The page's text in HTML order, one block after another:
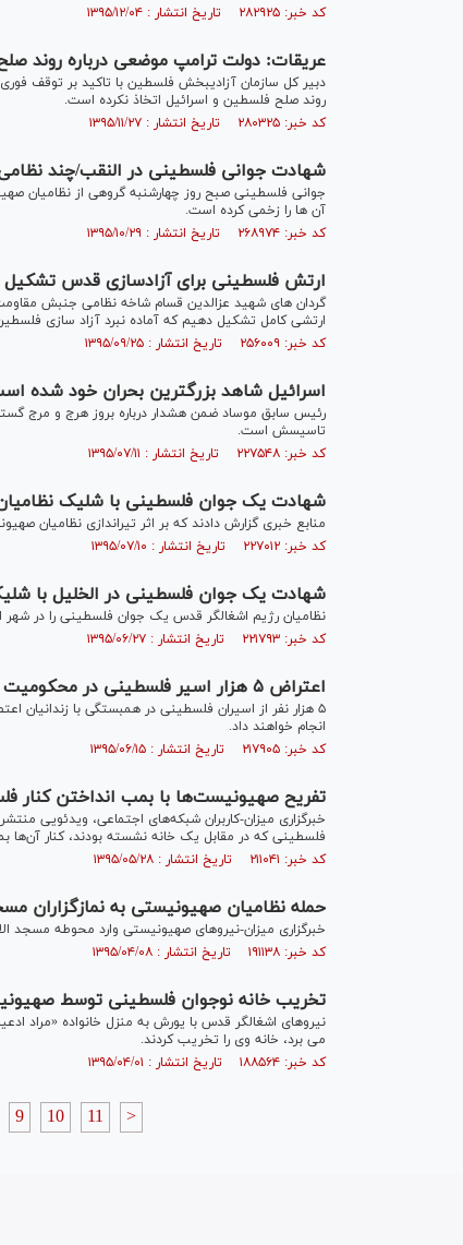
کد خبر: ۲۸۲۹۲۵ تاریخ انتشار : ۱۳۹۵/۱۲/۰۴
عریقات: دولت ترامپ موضعی درباره روند صلح
دبیر کل سازمان آزادیبخش فلسطین با تاکید بر توقف
روند صلح فلسطین و اسرائیل اتخاذ نکرده است.
کد خبر: ۲۸۰۳۲۵ تاریخ انتشار : ۱۳۹۵/۱۱/۲۷
شهادت جوانی فلسطینی در النقب/چند
جوانی فلسطینی صبح روز چهارشنبه گروهی از نظامیان
آن ها را زخمی کرده است.
کد خبر: ۲۶۸۹۷۴ تاریخ انتشار : ۱۳۹۵/۱۰/۲۹
ارتش فلسطینی برای آزادسازی قدس
ارتشی کامل تشکیل دهیم که آماده نبرد آزاد سازی
کد خبر: ۲۵۶۰۰۹ تاریخ انتشار : ۱۳۹۵/۰۹/۲۵
اسرائیل شاهد بزرگترین بحران خود شده
رئیس سابق موساد ضمن هشدار درباره بروز هرج و مرج
تاسیسش است.
کد خبر: ۲۲۷۵۴۸ تاریخ انتشار : ۱۳۹۵/۰۷/۱۱
شهادت یک جوان فلسطینی با شلیک
منابع خبری گزارش دادند که بر اثر تیراندازی
کد خبر: ۲۲۷۰۱۲ تاریخ انتشار : ۱۳۹۵/۰۷/۱۰
شهادت یک جوان فلسطینی در الخلیل با
نظامیان رژیم اشغالگر قدس یک جوان فلسطینی را در شهر
کد خبر: ۲۲۱۷۹۳ تاریخ انتشار : ۱۳۹۵/۰۶/۲۷
اعتراض ۵ هزار اسیر فلسطینی در محکومیت سیاست های رژیم صهیونیستی
۵ هزار نفر از اسیران فلسطینی در همبستگی با
انجام خواهند داد.
کد خبر: ۲۱۷۹۰۵ تاریخ انتشار : ۱۳۹۵/۰۶/۱۵
تفریح صهیونیست‌ها با بمب انداختن کنار
خبرگزاری میزان-کاربران شبکه‌های اجتماعی، ویدئویی
فلسطینی که در مقابل یک خانه نشسته بودند، کنار آن‌ها
کد خبر: ۲۱۱۰۴۱ تاریخ انتشار : ۱۳۹۵/۰۵/۲۸
حمله نظامیان صهیونیستی به نمازگزاران
خبرگزاری میزان-نیروهای صهیونیستی وارد محوطه مسجد
کد خبر: ۱۹۱۱۳۸ تاریخ انتشار : ۱۳۹۵/۰۴/۰۸
تخریب خانه نوجوان فلسطینی توسط
می برد، خانه وی را تخریب کردند.
کد خبر: ۱۸۸۵۶۴ تاریخ انتشار : ۱۳۹۵/۰۴/۰۱
9 10 11 >